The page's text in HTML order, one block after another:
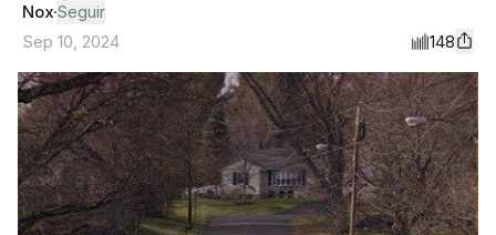
Nox Seguir
Sep 10, 2024
148